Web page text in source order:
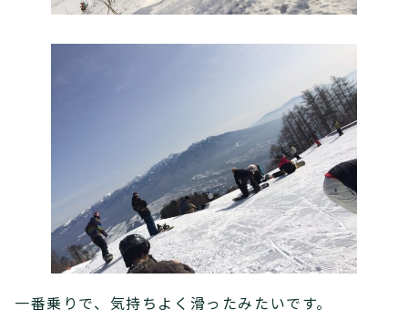
一番乗りで、気持ちよく滑ったみたいです。